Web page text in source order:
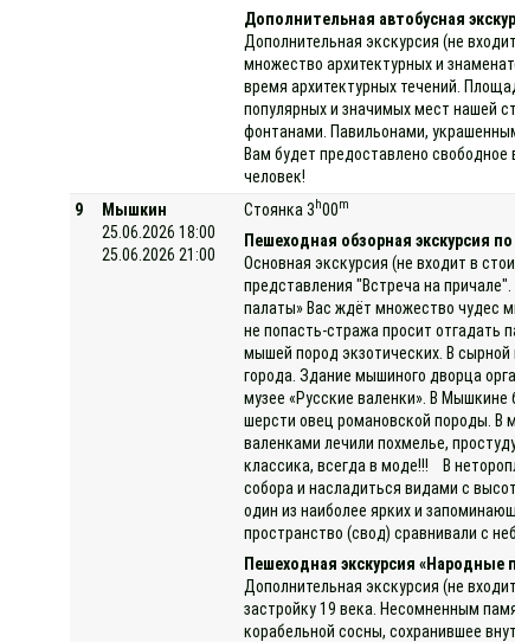
Дополнительная автобусная
Дополнительная экскурсия (не
множество архитектурных и
время архитектурных течений.
популярных и значимых мест нашей
фонтанами. Павильонами,
Вам будет предоставлено
человек!
9
Мышкин
25.06.2026 18:00
25.06.2026 21:00
Стоянка 3 h00m
Пешеходная обзорная экскурсия
Основная экскурсия (не входит в
представления "Встреча на
палаты» Вас ждёт множество чудес
не попасть-стража просит отгадать
мышей пород экзотических. В
города. Здание мышиного дворца
музее «Русские валенки». В
шерсти овец романовской породы. В
валенками лечили похмелье,
классика, всегда в моде!!! В
собора и насладиться видами с
один из наиболее ярких и
пространство (свод) сравнивали с
Пешеходная экскурсия
Дополнительная экскурсия (не
застройку 19 века. Несомненным
корабельной сосны, сохранившее